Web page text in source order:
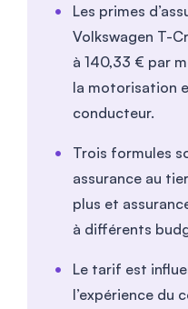
Les primes
Volkswagen T-
à 140,33 € par
la motorisation
conducteur.
Trois formules
assurance au
plus et
à différents
Le tarif est
l’expérience du